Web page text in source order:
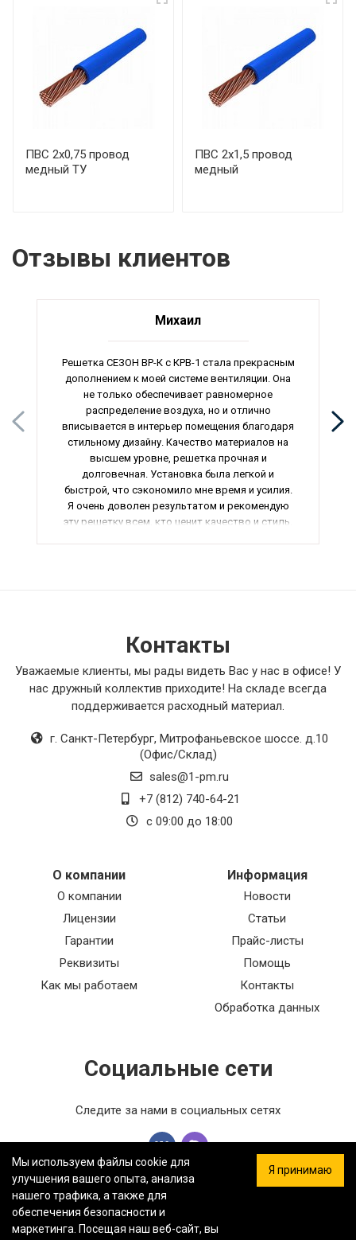
ПВС 2х0,75 провод
медный ТУ
ПВС 2х1,5 провод
медный
Отзывы клиентов
Михаил
Решетка СЕЗОН ВР-К с КРВ-1 стала прекрасным
дополнением к моей системе вентиляции. Она
не только обеспечивает равномерное
распределение воздуха, но и отлично
вписывается в интерьер помещения благодаря
стильному дизайну. Качество материалов на
высшем уровне, решетка прочная и
долговечная. Установка была легкой и
быстрой, что сэкономило мне время и усилия.
Я очень доволен результатом и рекомендую
эту решетку всем, кто ценит качество и стиль.
Контакты
Уважаемые клиенты, мы рады видеть Вас у нас в офисе! У
нас дружный коллектив приходите! На складе всегда
поддерживается расходный материал.
г. Санкт-Петербург, Митрофаньевское шоссе. д.10
(Офис/Склад)
sales@1-pm.ru
+7 (812) 740-64-21
с 09:00 до 18:00
О компании
О компании
Лицензии
Гарантии
Реквизиты
Как мы работаем
Информация
Новости
Статьи
Прайс-листы
Помощь
Контакты
Обработка данных
Социальные сети
Следите за нами в социальных сетях
ООО «ФЕРСТ МАСТЕР» — Информация на сайте не является
Мы используем файлы cookie для
улучшения вашего опыта, анализа
нашего трафика, а также для
обеспечения безопасности и
маркетинга. Посещая наш веб-сайт, вы
Я принимаю